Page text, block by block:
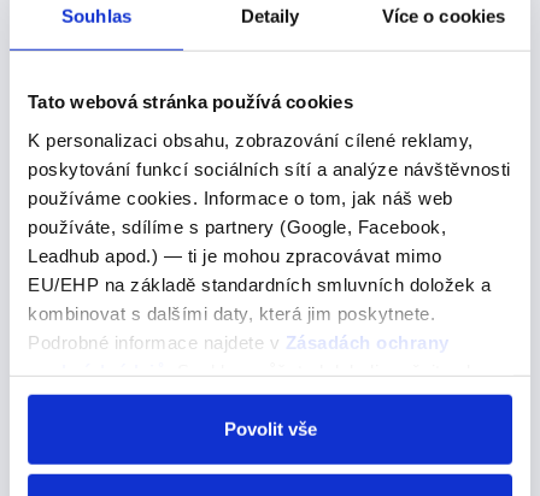
Souhlas Detaily Více o cookies
Tato webová stránka používá cookies
K personalizaci obsahu, zobrazování cílené reklamy,
poskytování funkcí sociálních sítí a analýze návštěvnosti
používáme cookies. Informace o tom, jak náš web
používáte, sdílíme s partnery (Google, Facebook,
Leadhub apod.) — ti je mohou zpracovávat mimo
EU/EHP na základě standardních smluvních doložek a
kombinovat s dalšími daty, která jim poskytnete.
Podrobné informace najdete v Zásadách ochrany
odvolat v nastavení cookies, případně se obrátit na
Povolit vše
Další výrazy nebo fráze v této kategorii našeho
talking about
talking about
Pojďme se podívat na správné řešení
My host dad, David, was an English teacher and we
often spent time talking about the language. Můj
hostitelský táta David byl učitel angličtiny a často jsme
si o tomto jazyce povídali. Všechny…
its appearance